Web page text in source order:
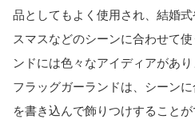
品としてもよく使用され、結婚
スマスなどのシーンに合わせて
ンドには色々なアイディアがあ
フラッグガーランドは、シーン
を書き込んで飾りつけすることが